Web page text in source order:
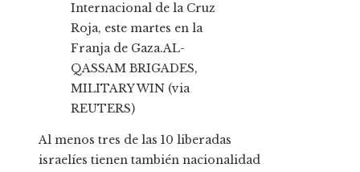
Internacional de la Cruz
Roja, este martes en la
Franja de Gaza.AL-
QASSAM BRIGADES,
MILITARY WIN (via
REUTERS)
Al menos tres de las 10 liberadas
israelíes tienen también nacionalidad